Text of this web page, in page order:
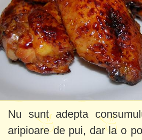
Nu sunt adepta
aripioare de pui, dar la o